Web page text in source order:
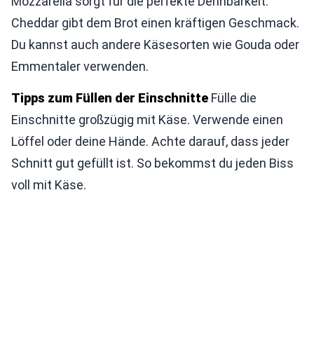
Cheddar gibt dem Brot einen kräftigen Geschmack.
Du kannst auch andere Käsesorten wie Gouda oder
Emmentaler verwenden.
Tipps zum Füllen der Einschnitte Fülle die
Einschnitte großzügig mit Käse. Verwende einen
Löffel oder deine Hände. Achte darauf, dass jeder
Schnitt gut gefüllt ist. So bekommst du jeden Biss
voll mit Käse.